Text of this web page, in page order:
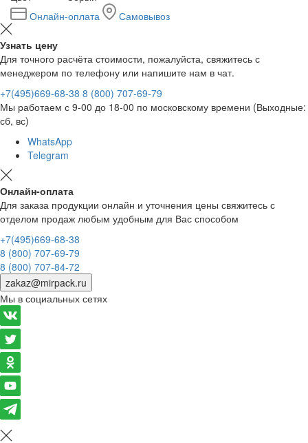
Онлайн-оплата
Самовывоз
Узнать цену
Для точного расчёта стоимости, пожалуйста, свяжитесь с
менеджером по телефону или напишите нам в чат.
+7(495)669-68-38 8 (800) 707-69-79
Мы работаем с 9-00 до 18-00 по московскому времени (Выходные:
сб, вс)
WhatsApp
Telegram
Онлайн-оплата
Для заказа продукции онлайн и уточнения цены свяжитесь с
отделом продаж любым удобным для Вас способом
+7(495)669-68-38
8 (800) 707-69-79
8 (800) 707-84-72
zakaz@mirpack.ru
Мы в социальных сетях